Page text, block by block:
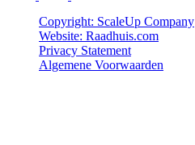
Copyright: ScaleUp Company
Website: Raadhuis.com
Privacy Statement
Algemene Voorwaarden